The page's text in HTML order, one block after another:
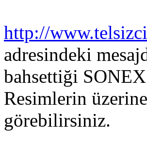
http://
adresindeki
bahsettiği
Resimlerin
görebilirsiniz.